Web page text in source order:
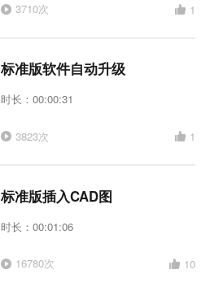
3710次 1
标准版软件自动升级
时长：00:00:31
3823次 1
标准版插入CAD图
时长：00:01:06
16780次 10